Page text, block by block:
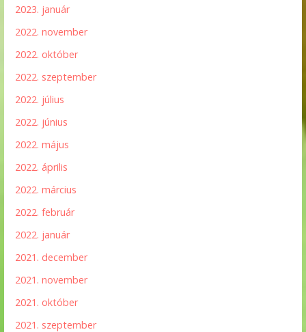
2023. január
2022. november
2022. október
2022. szeptember
2022. július
2022. június
2022. május
2022. április
2022. március
2022. február
2022. január
2021. december
2021. november
2021. október
2021. szeptember